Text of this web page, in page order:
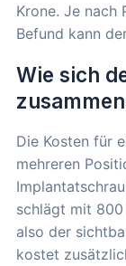
Krone. Je nach
Befund kann
Wie sich
Die Kosten für
mehreren
schlägt mit 800
also der
kostet